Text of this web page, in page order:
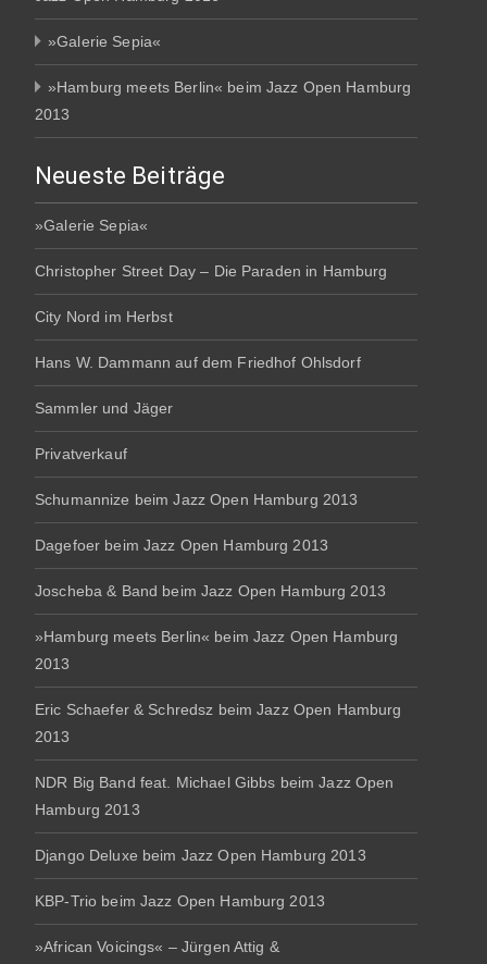
»Galerie Sepia«
»Hamburg meets Berlin« beim Jazz Open Hamburg
2013
Neueste Beiträge
»Galerie Sepia«
Christopher Street Day – Die Paraden in Hamburg
City Nord im Herbst
Hans W. Dammann auf dem Friedhof Ohlsdorf
Sammler und Jäger
Privatverkauf
Schumannize beim Jazz Open Hamburg 2013
Dagefoer beim Jazz Open Hamburg 2013
Joscheba & Band beim Jazz Open Hamburg 2013
»Hamburg meets Berlin« beim Jazz Open Hamburg
2013
Eric Schaefer & Schredsz beim Jazz Open Hamburg
2013
NDR Big Band feat. Michael Gibbs beim Jazz Open
Hamburg 2013
Django Deluxe beim Jazz Open Hamburg 2013
KBP-Trio beim Jazz Open Hamburg 2013
»African Voicings« – Jürgen Attig &